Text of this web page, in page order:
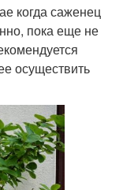
когда саженец
пока еще не
осуществить